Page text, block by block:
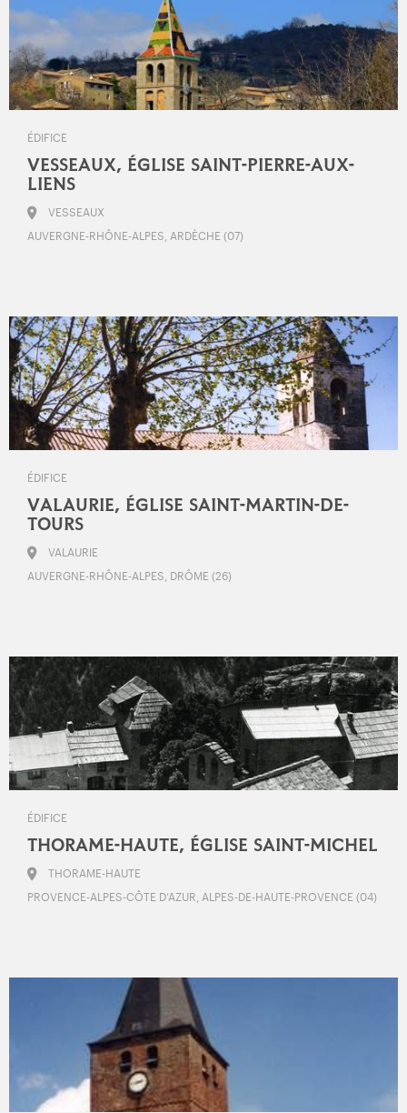
ÉDIFICE
VESSEAUX, ÉGLISE SAINT-PIERRE-AUX-
LIENS
VESSEAUX
AUVERGNE-RHÔNE-ALPES, ARDÈCHE (07)
ÉDIFICE
VALAURIE, ÉGLISE SAINT-MARTIN-DE-
TOURS
VALAURIE
AUVERGNE-RHÔNE-ALPES, DRÔME (26)
ÉDIFICE
THORAME-HAUTE, ÉGLISE SAINT-MICHEL
THORAME-HAUTE
PROVENCE-ALPES-CÔTE D’AZUR, ALPES-DE-HAUTE-PROVENCE (04)